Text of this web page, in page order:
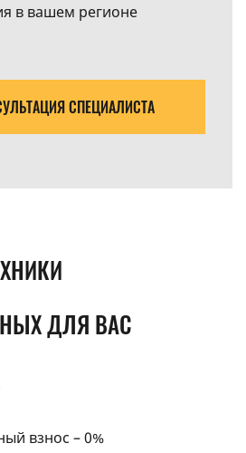
в вашем регионе
СПЕЦИАЛИСТА
ДЛЯ ВАС
взнос – 0%